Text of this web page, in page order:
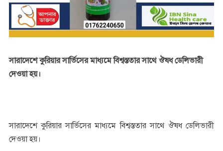
সারাদেশে কুরিয়ার সার্ভিসের মাধ্যমে বিশ্বস্ততার সাথে ঔষধ ডেলিভারী
দেওয়া হয়।
সারাদেশে কুরিয়ার সার্ভিসের মাধ্যমে বিশ্বস্ততার সাথে ঔষধ ডেলিভারী
দেওয়া হয়।